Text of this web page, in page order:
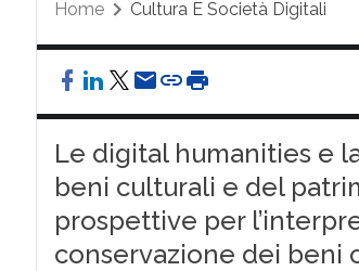
Home Cultura E Società Digitali
Le digital humanities e
beni culturali e del
prospettive per
conservazione dei beni